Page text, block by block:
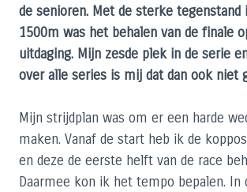
de senioren. Met de sterke
1500m was het behalen van de finale
uitdaging. Mijn zesde plek in de serie
over alle series is mij dat dan ook niet
Mijn strijdplan was om er een harde
maken. Vanaf de start heb ik de
en deze de eerste helft van de race
Daarmee kon ik het tempo bepalen. In